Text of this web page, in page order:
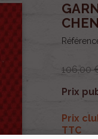
106,00
Prix
Prix
TTC